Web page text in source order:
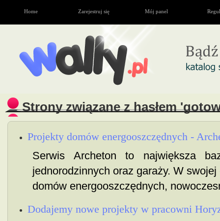
Home Zarejestruj się Mój panel
Strony związane z hasłem
Projekty domów energooszczędnych -
Serwis Archeton to największa
jednorodzinnych oraz garaży. W
domów energooszczędnych,
Dodajemy nowe projekty w pracowni